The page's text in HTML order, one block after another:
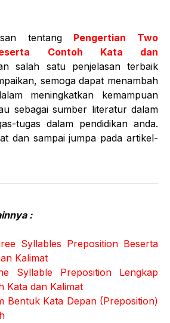
tentang
Pengertian Two
Contoh Kata dan
salah satu penjelasan terbaik
semoga dapat menambah
meningkatkan kemampuan
sebagai sumber literatur dalam
tugas dalam pendidikan anda.
dan sampai jumpa pada artikel-
:
Syllables Preposition Beserta
Kalimat
Syllable Preposition Lengkap
Kata dan Kalimat
Bentuk Kata Depan (Preposition)